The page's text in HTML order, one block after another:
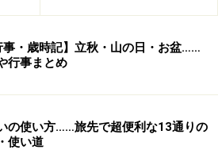
贈るものなので、お返しは不要
、近年は同僚や友人など同格の方
す。お礼を伝えるだけでは気が済
のものを贈っても差支えありませ
度だけではなくある程度続く性質
しを「お歳暮」として贈るか、
相手との関係性によります。
事・歳時記】立秋・山の日・お盆……
行事まとめ
の使い方……旅先で超便利な13通りの
使い道